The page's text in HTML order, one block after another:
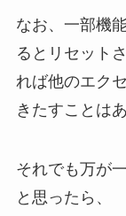
なお、一部機
るとリセット
れば他のエク
きたすことは
それでも万が
と思ったら、